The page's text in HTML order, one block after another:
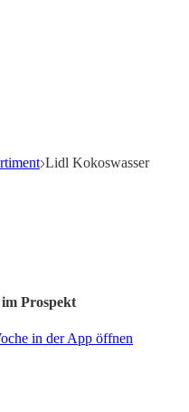
Lidl Kokoswasser
Prospekt
in der App öffnen